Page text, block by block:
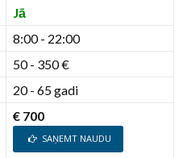
Jā
8:00 - 22:00
50 - 350 €
20 - 65 gadi
€ 700
SAŅEMT NAUDU